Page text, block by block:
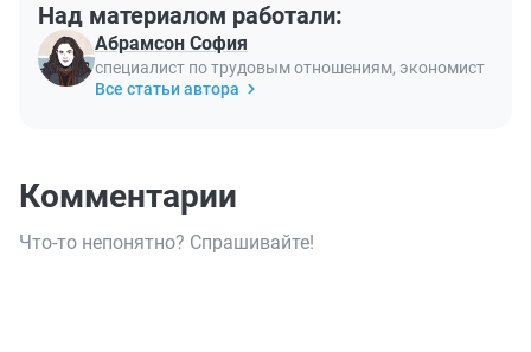
Над материалом работали:
Абрамсон София
специалист по трудовым отношениям, экономист
Все статьи автора
Комментарии
Что-то непонятно? Спрашивайте!